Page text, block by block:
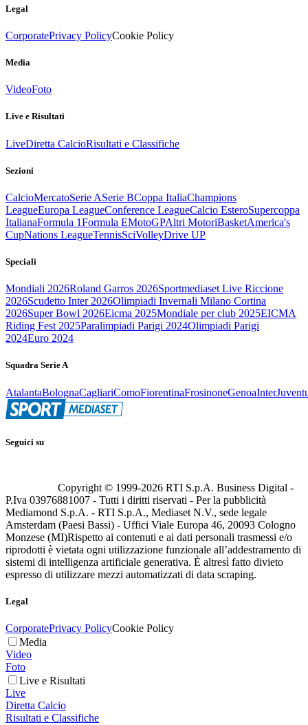
Legal
CorporatePrivacy PolicyCookie Policy
Media
VideoFoto
Live e Risultati
LiveDiretta CalcioRisultati e Classifiche
Sezioni
CalcioMercatoSerie ASerie BCoppa ItaliaChampions
LeagueEuropa LeagueConference LeagueCalcio EsteroSupercoppa
ItalianaFormula 1Formula EMotoGPAltri MotoriBasketAmerica's
CupNations LeagueTennisSciVolleyDrive UP
Speciali
Mondiali 2026Roland Garros 2026Sportmediaset Live Riccione
2026Scudetto Inter 2026Olimpiadi Invernali Milano Cortina
2026Super Bowl 2026Eicma 2025Mondiale per club 2025EICMA
Riding Fest 2025Paralimpiadi Parigi 2024Olimpiadi Parigi
2024Euro 2024
Squadra Serie A
AtalantaBolognaCagliariComoFiorentinaFrosinoneGenoaInter
Seguici su
Copyright © 1999-2026 RTI S.p.A. Business Digital -
P.Iva 03976881007 - Tutti i diritti riservati - Per la pubblicità
Mediamond S.p.A. - RTI S.p.A., Mediaset N.V., sede legale
Amsterdam (Paesi Bassi) - Uffici Viale Europa 46, 20093 Cologno
Monzese (MI)Rispetto ai contenuti e ai dati personali trasmessi e/o
riprodotti è vietata ogni utilizzazione funzionale all’addestramento di
sistemi di intelligenza artificiale generativa. È altresì fatto divieto
espresso di utilizzare mezzi automatizzati di data scraping.
Legal
CorporatePrivacy PolicyCookie Policy
Media
Video
Foto
Live e Risultati
Live
Diretta Calcio
Risultati e Classifiche